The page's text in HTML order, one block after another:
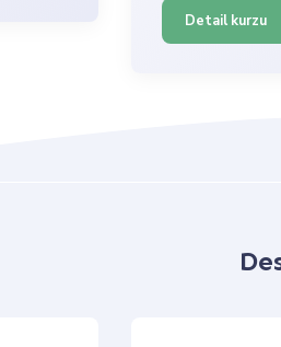
Detail kurzu